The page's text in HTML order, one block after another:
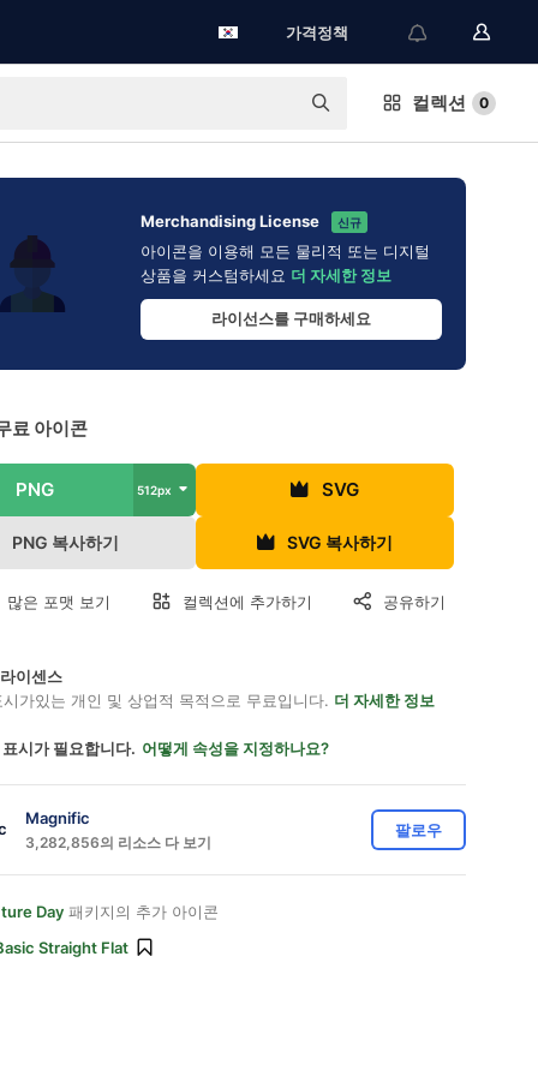
가격정책
컬렉션 0
Merchandising License 신규
아이콘을 이용해 모든 물리적 또는 디지털
상품을 커스텀하세요 더 자세한 정보
라이선스를 구매하세요
료 아이콘
PNG 512px SVG
PNG 복사하기 SVG 복사하기
많은 포맷 보기 컬렉션에 추가하기 공유하기
이센스
가있는 개인 및 상업적 목적으로 무료입니다. 더 자세한 정보
시가 필요합니다. 어떻게 속성을 지정하나요?
Magnific
3,282,856의 리소스 다 보기
팔로우
Day 패키지의 추가 아이콘
Straight Flat